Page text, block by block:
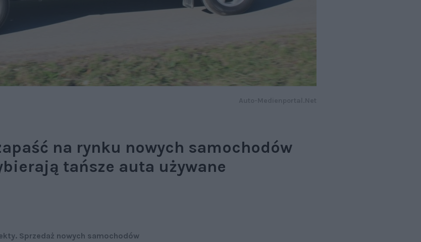
na rynku nowych samochodów
tańsze auta używane
Sprzedaż nowych samochodów